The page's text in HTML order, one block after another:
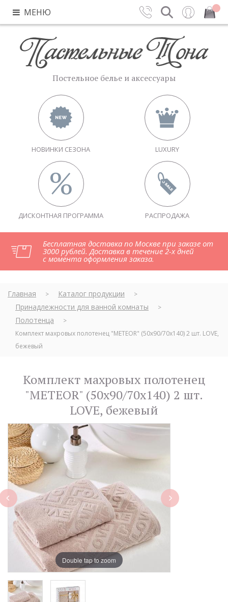
МЕНЮ Вход Закрыть
Постельное белье и аксессуары
НОВИНКИ СЕЗОНА LUXURY
ДИСКОНТНАЯ ПРОГРАММА РАСПРОДАЖА
Бесплатная доставка по Москве при заказе от
3000 рублей. Доставка в течение 2-х дней
с момента оформления заказа.
Главная > Каталог продукции >
Принадлежности для ванной комнаты >
Полотенца
>
Комплект махровых полотенец "METEOR" (50x90/70х140) 2 шт. LOVE,
бежевый
Комплект махровых полотенец
"METEOR" (50x90/70х140) 2 шт.
LOVE, бежевый
Double tap to zoom
next